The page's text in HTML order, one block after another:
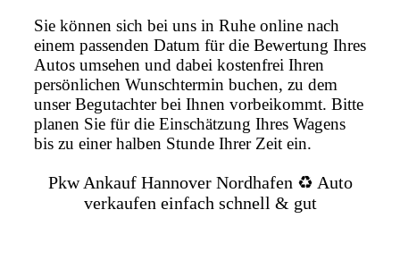
Sie können sich bei uns in Ruhe online nach
einem passenden Datum für die Bewertung Ihres
Autos umsehen und dabei kostenfrei Ihren
persönlichen Wunschtermin buchen, zu dem
unser Begutachter bei Ihnen vorbeikommt. Bitte
planen Sie für die Einschätzung Ihres Wagens
bis zu einer halben Stunde Ihrer Zeit ein.
Pkw Ankauf Hannover Nordhafen ♻️ Auto
verkaufen einfach schnell & gut